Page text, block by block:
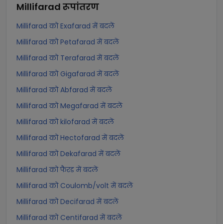
Millifarad रूपांतरण
Millifarad को Exafarad में बदलें
Millifarad को Petafarad में बदलें
Millifarad को Terafarad में बदलें
Millifarad को Gigafarad में बदलें
Millifarad को Abfarad में बदलें
Millifarad को Megafarad में बदलें
Millifarad को kilofarad में बदलें
Millifarad को Hectofarad में बदलें
Millifarad को Dekafarad में बदलें
Millifarad को फैरड में बदलें
Millifarad को Coulomb/volt में बदलें
Millifarad को Decifarad में बदलें
Millifarad को Centifarad में बदलें